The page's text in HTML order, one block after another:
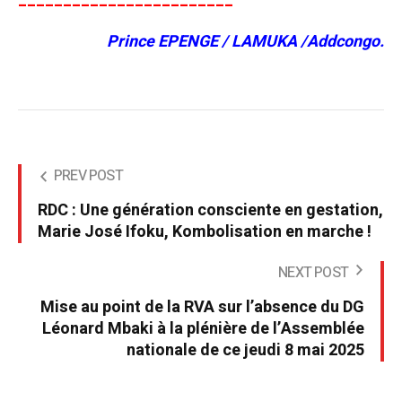
Prince EPENGE / LAMUKA /Addcongo.
PREV POST
RDC : Une génération consciente en gestation,
Marie José Ifoku, Kombolisation en marche !
NEXT POST
Mise au point de la RVA sur l’absence du DG
Léonard Mbaki à la plénière de l’Assemblée
nationale de ce jeudi 8 mai 2025